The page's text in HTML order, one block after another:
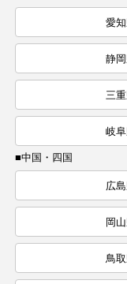
愛
静
三
岐
■中国・四国
広
岡
鳥